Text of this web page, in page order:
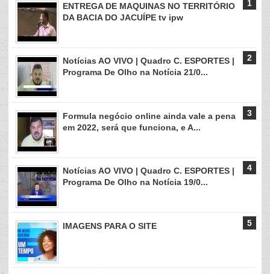
ENTREGA DE MAQUINAS NO TERRITÓRIO
DA BACIA DO JACUÍPE tv ipw
Notícias AO VIVO | Quadro C. ESPORTES |
Programa De Olho na Notícia 21/0...
Formula negócio online ainda vale a pena
em 2022, será que funciona, e A...
Notícias AO VIVO | Quadro C. ESPORTES |
Programa De Olho na Notícia 19/0...
IMAGENS PARA O SITE